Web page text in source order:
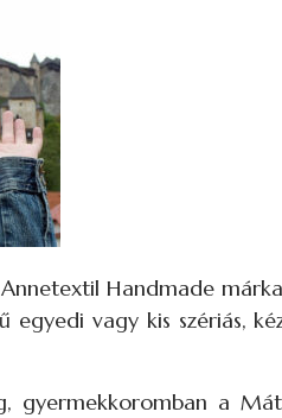
Annetextil Handmade
egyedi vagy kis szériás,
gyermekkoromban a